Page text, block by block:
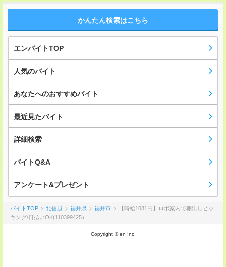
かんたん検索はこちら
エンバイトTOP
人気のバイト
あなたへのおすすめバイト
最近見たバイト
詳細検索
バイトQ&A
アンケート&プレゼント
バイトTOP 北信越 福井県 福井市
【時給1081円】ロボ案内で棚出しピッ
キング/日払いOK(110399425）
Copyright © en Inc.